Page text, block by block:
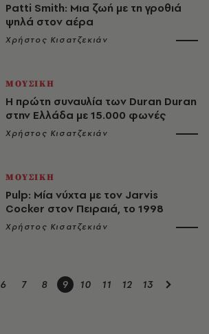
Patti Smith: Μια ζωή με τη γροθιά
ψηλά στον αέρα
Χρήστος Κισατζεκιάν
ΜΟΥΣΙΚΗ
Η πρώτη συναυλία των Duran Duran
στην Ελλάδα με 15.000 φωνές
Χρήστος Κισατζεκιάν
ΜΟΥΣΙΚΗ
Pulp: Μία νύχτα με τον Jarvis
Cocker στον Πειραιά, το 1998
Χρήστος Κισατζεκιάν
6 7 8 9 10 11 12 13